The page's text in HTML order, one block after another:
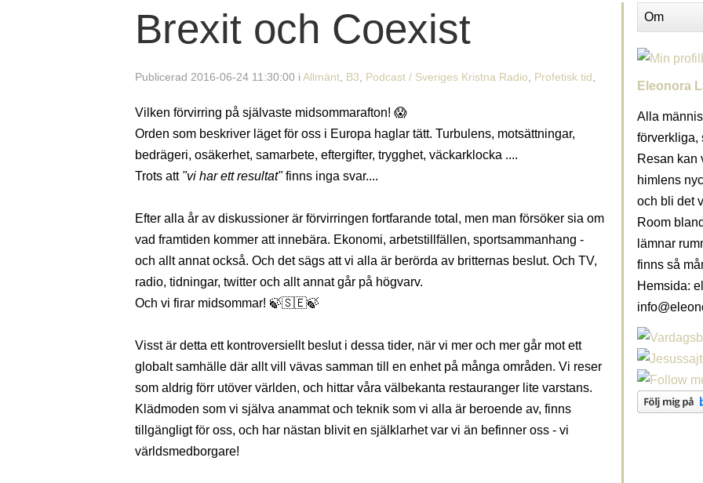
Brexit och Coexist
Publicerad 2016-06-24 11:30:00 i Allmänt B3 Podcast / Sveriges Kristna Radio Profetisk tid
Vilken förvirring på självaste midsommarafton! 😱
Orden som beskriver läget för oss i Europa haglar tätt. Turbulens, motsättningar,
bedrägeri, osäkerhet, samarbete, eftergifter, trygghet, väckarklocka ....
Trots att "vi har ett resultat"finns inga svar....
Efter alla år av diskussioner är förvirringen fortfarande total, men man försöker sia om
vad framtiden kommer att innebära. Ekonomi, arbetstillfällen, sportsammanhang -
och allt annat också. Och det sägs att vi alla är berörda av britternas beslut. Och TV,
radio, tidningar, twitter och allt annat går på högvarv.
Och vi firar midsommar! 🍃🇸🇪🍃
Visst är detta ett kontroversiellt beslut i dessa tider, när vi mer och mer går mot ett
globalt samhälle där allt vill vävas samman till en enhet på många områden. Vi reser
som aldrig förr utöver världen, och hittar våra välbekanta restauranger lite varstans.
Klädmoden som vi själva anammat och teknik som vi alla är beroende av, finns
tillgängligt för oss, och har nästan blivit en själklarhet var vi än befinner oss - vi
världsmedborgare!
Om
Eleonora
Alla
förverkliga,
Resan kan
himlens
och bli det
Room
lämnar
finns så
Hemsida: